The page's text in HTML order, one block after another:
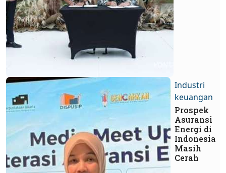
Industri
keuangan
Prospek
Asuransi
Energi di
Indonesia
Masih
Cerah